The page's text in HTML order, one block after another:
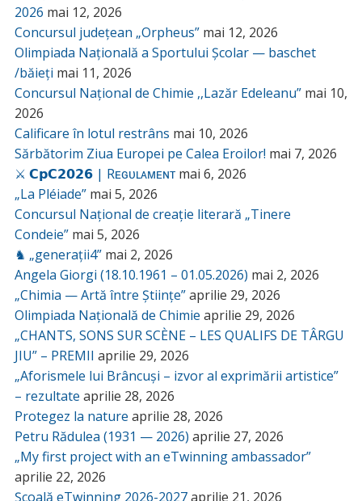
2026 mai 12, 2026
Concursul județean „Orpheus” mai 12, 2026
Olimpiada Națională a Sportului Școlar — baschet
/băieți mai 11, 2026
Concursul Național de Chimie ,,Lazăr Edeleanu” mai 10,
2026
Calificare în lotul restrâns mai 10, 2026
Sărbătorim Ziua Europei pe Calea Eroilor! mai 7, 2026
⚔️ 𝗖𝗽𝗖𝟮𝟬𝟮𝟲 | Rᴇɢᴜʟᴀᴍᴇɴᴛ mai 6, 2026
„La Pléiade” mai 5, 2026
Concursul Național de creație literară „Tinere
Condeie” mai 5, 2026
♞ „generații4” mai 2, 2026
Angela Giorgi (18.10.1961 – 01.05.2026) mai 2, 2026
„Chimia — Artă între Științe”aprilie 29, 2026
Olimpiada Națională de Chimie aprilie 29, 2026
„CHANTS, SONS SUR SCÈNE – LES QUALIFS DE TÂRGU
JIU” – PREMII aprilie 29, 2026
„Aforismele lui Brâncuși – izvor al exprimării artistice”
– rezultate aprilie 28, 2026
Protegez la nature aprilie 28, 2026
Petru Rădulea (1931 — 2026) aprilie 27, 2026
„My first project with an eTwinning ambassador”
aprilie 22, 2026
Școală eTwinning 2026-2027aprilie 21, 2026